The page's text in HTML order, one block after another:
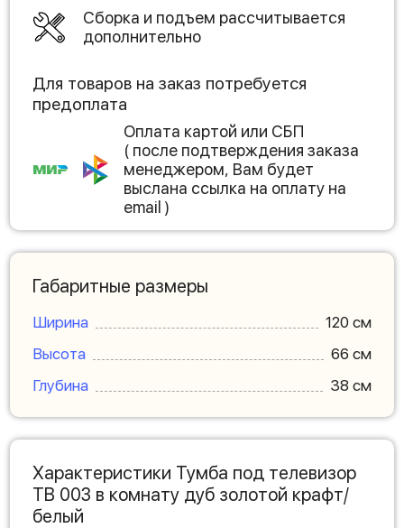
Сборка и подъем рассчитывается
дополнительно
Для товаров на заказ потребуется
предоплата
Оплата картой или СБП
( после подтверждения заказа
менеджером, Вам будет
выслана ссылка на оплату на
email )
Габаритные размеры
Ширина
120 см
Высота
66 см
Глубина
38 см
Характеристики Тумба под телевизор
ТВ 003 в комнату дуб золотой крафт/
белый